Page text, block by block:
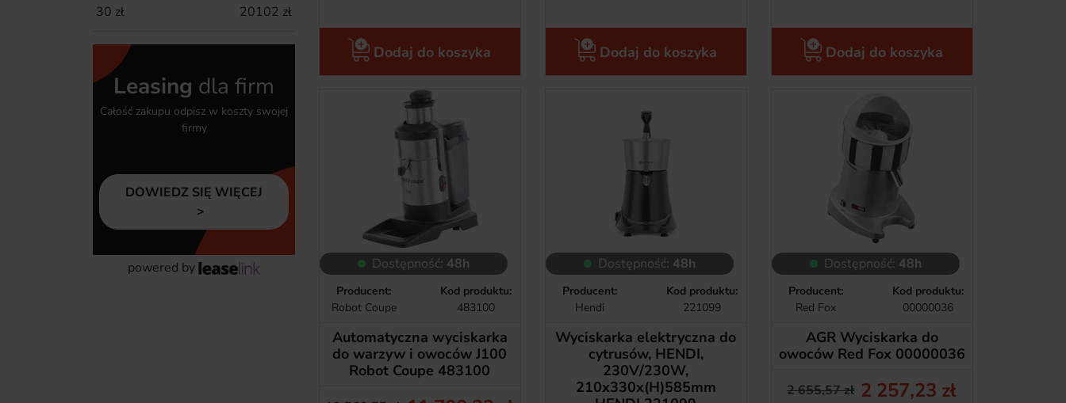
30 zł 20102 zł
Leasing dla firm
Całość zakupu odpisz w koszty swojej
firmy
DOWIEDZ SIĘ WIĘCEJ
powered by
Dodaj do koszyka Dodaj do koszyka Dodaj do koszyka
Dostępność: 48h
Producent:
Robot Coupe
Kod produktu:
483100
Automatyczna wyciskarka
do warzyw i owoców J100
Robot Coupe 483100
Dostępność: 48h
Producent:
Hendi
Kod produktu:
221099
Wyciskarka elektryczna do
cytrusów, HENDI,
230V/230W,
210x330x(H)585mm
Dostępność: 48h
Producent:
Red Fox
Kod produktu:
00000036
AGR Wyciskarka do
owoców Red Fox 00000036
Cena podstawowa
2 655,57 zł Cena
2 257,23 zł